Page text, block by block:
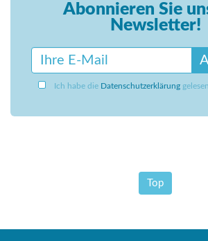
Abonnieren Sie
Newsletter!
Ich habe die Datenschutzerklärung
Top